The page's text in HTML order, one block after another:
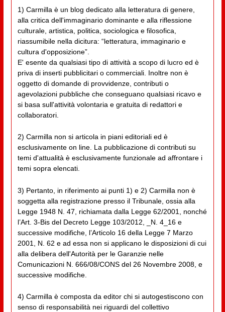
1) Carmilla è un blog dedicato alla letteratura di genere,
alla critica dell'immaginario dominante e alla riflessione
culturale, artistica, politica, sociologica e filosofica,
riassumibile nella dicitura: “letteratura, immaginario e
cultura d'opposizione”.
E' esente da qualsiasi tipo di attività a scopo di lucro ed è
priva di inserti pubblicitari o commerciali. Inoltre non è
oggetto di domande di provvidenze, contributi o
agevolazioni pubbliche che conseguano qualsiasi ricavo e
si basa sull'attività volontaria e gratuita di redattori e
collaboratori.
2) Carmilla non si articola in piani editoriali ed è
esclusivamente on line. La pubblicazione di contributi su
temi d'attualità è esclusivamente funzionale ad affrontare i
temi sopra elencati.
3) Pertanto, in riferimento ai punti 1) e 2) Carmilla non è
soggetta alla registrazione presso il Tribunale, ossia alla
Legge 1948 N. 47, richiamata dalla Legge 62/2001, nonché
l’Art. 3-Bis del Decreto Legge 103/2012, _N. 4_16 e
successive modifiche, l’Articolo 16 della Legge 7 Marzo
2001, N. 62 e ad essa non si applicano le disposizioni di cui
alla delibera dell'Autorità per le Garanzie nelle
Comunicazioni N. 666/08/CONS del 26 Novembre 2008, e
successive modifiche.
4) Carmilla è composta da editor chi si autogestiscono con
senso di responsabilità nei riguardi del collettivo